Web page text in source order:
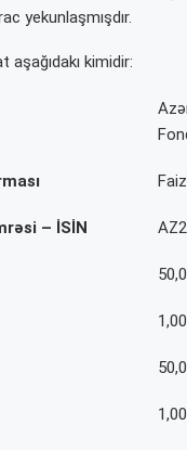
yekunlaşmışdır.
kimidir:
– İSİN